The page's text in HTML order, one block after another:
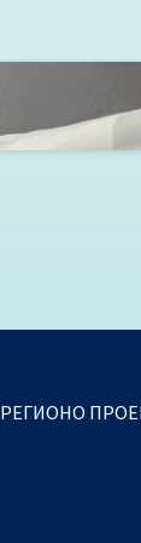
Тапочки
РЕГИОНО